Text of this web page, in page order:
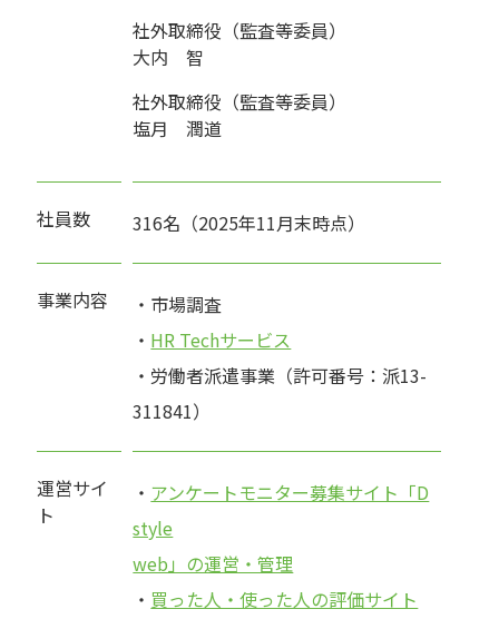
社外取締役（監査等委員）
大内 智
社外取締役（監査等委員）
塩月 潤道
社員数 316名（2025年11月末時点）
事業内容
・市場調査
・ HR Techサービス
・労働者派遣事業（許可番号：派13-
311841）
運営サイ
ト
・ アンケートモニター募集サイト「D
style
web」の運営・管理
・ 買った人・使った人の評価サイト